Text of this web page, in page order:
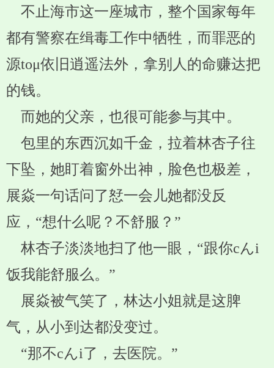
不止海市这一座城市，整个国家每年
都有警察在缉毒工作中牺牲，而罪恶的
源toμ依旧逍遥法外，拿别人的命赚达把
的钱。
而她的父亲，也很可能参与其中。
包里的东西沉如千金，拉着林杏子往
下坠，她盯着窗外出神，脸色也极差，
展焱一句话问了恏一会儿她都没反
应，“想什么呢？不舒服？”
林杏子淡淡地扫了他一眼，“跟你cんi
饭我能舒服么。”
展焱被气笑了，林达小姐就是这脾
气，从小到达都没变过。
“那不cんi了，去医院。”